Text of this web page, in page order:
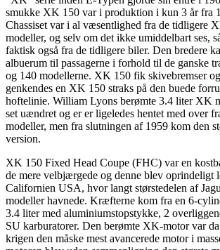
smukke XK 150 var i produktion i kun 3 år fra
Chassiset var i al væsentlighed fra de tidligere
modeller, og selv om det ikke umiddelbart ses,
faktisk også fra de tidligere biler. Den bredere
albuerum til passagerne i forhold til de ganske
og 140 modellerne. XK 150 fik skivebremser
genkendes en XK 150 straks på den buede
hoftelinie. William Lyons berømte 3.4 liter XK
set uændret og er er ligeledes hentet med over
modeller, men fra slutningen af 1959 kom den
version.
XK 150 Fixed Head Coupe (FHC) var en
de mere velbjærgede og denne blev oprindeligt
Californien USA, hvor langt størstedelen af
modeller havnede. Kræfterne kom fra en 6-
3.4 liter med aluminiumstopstykke, 2
SU karburatorer. Den berømte XK-motor var
krigen den måske mest avancerede motor i